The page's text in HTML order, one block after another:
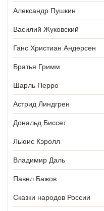
Александр Пушкин
Василий Жуковский
Ганс Христиан Андерсен
Братья Гримм
Шарль Перро
Астрид Линдгрен
Дональд Биссет
Льюис Кэролл
Владимир Даль
Павел Бажов
Сказки народов России